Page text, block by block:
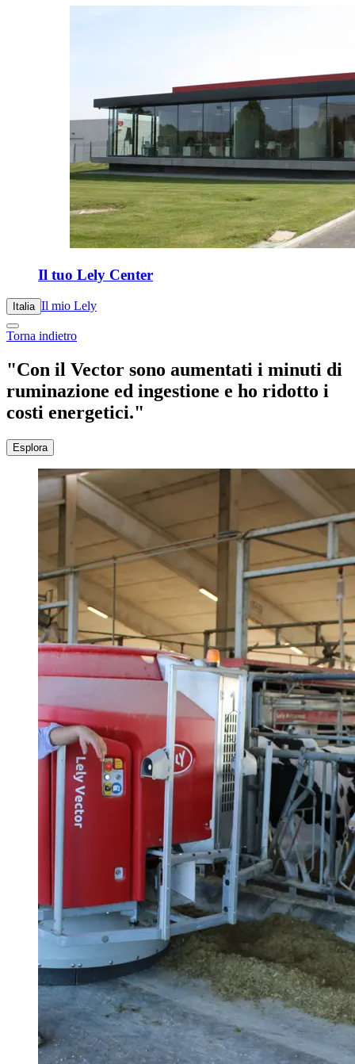
Il tuo Lely Center
Italia Il mio Lely
Torna indietro
"Con il Vector sono aumentati i minuti di
ruminazione ed ingestione e ho ridotto i
costi energetici."
Esplora